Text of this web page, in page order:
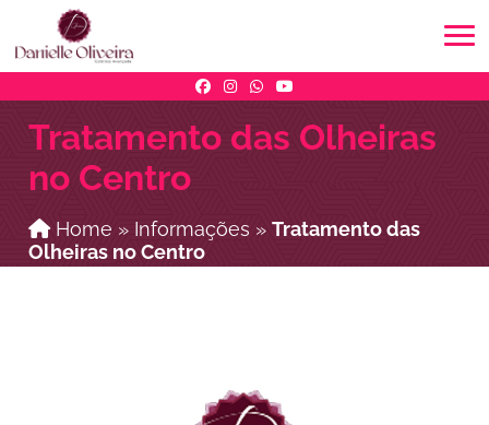
Tratamento das Olheiras
no Centro
Home » Informações »Tratamento das
Olheiras no Centro